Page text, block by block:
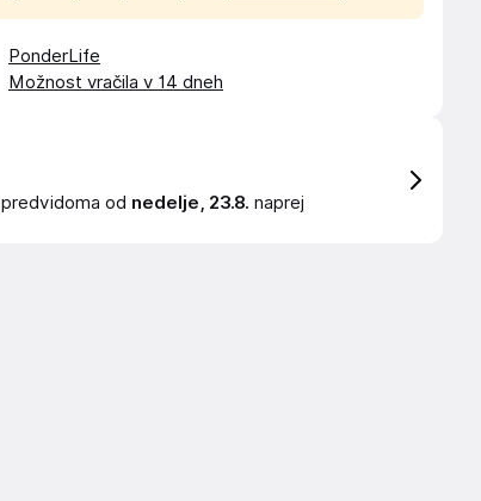
PonderLife
Možnost vračila v 14 dneh
predvidoma od nedelje, 23.8. naprej